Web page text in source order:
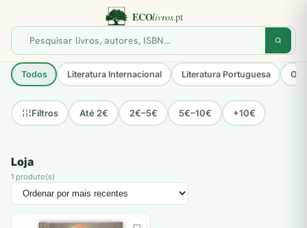
Todos Literatura Internacional Literatura Portuguesa
Filtros Até 2€ 2€–5€ 5€–10€ +10€
Loja
1 produto(s)